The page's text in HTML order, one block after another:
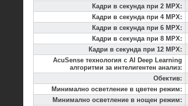
Кадри в секунда при 2 MPX:
Кадри в секунда при 4 MPX:
Кадри в секунда при 6 MPX:
Кадри в секунда при 8 MPX:
Кадри в секунда при 12 MPX:
AcuSense технология с AI Deep Learning
алгоритми за интелигентен анализ:
Обектив:
Минимално осветление в цветен режим:
Минимално осветление в нощен режим: